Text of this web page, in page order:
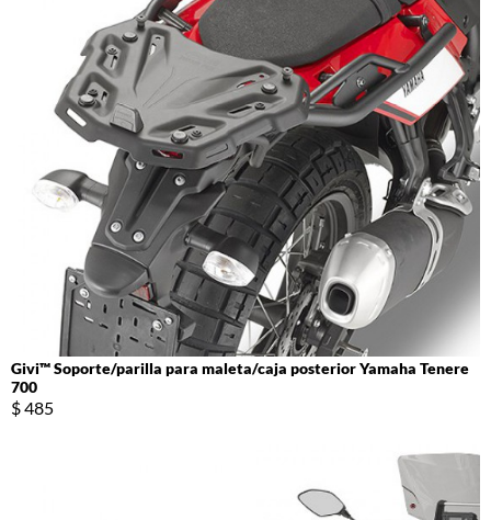
Givi™ Soporte/parilla para maleta/caja posterior Yamaha Tenere
700
$ 485